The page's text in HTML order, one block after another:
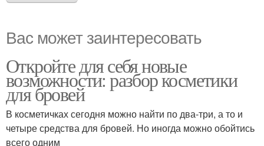
Вас может заинтересовать
Откройте для себя новые
возможности: разбор косметики
для бровей
В косметичках сегодня можно найти по два-три, а то и
четыре средства для бровей. Но иногда можно обойтись
всего одним